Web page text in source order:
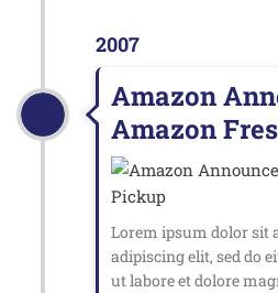
2007
Amazon
Amazon
Lorem ipsum dolor sit
adipiscing elit, sed do
ut labore et dolore